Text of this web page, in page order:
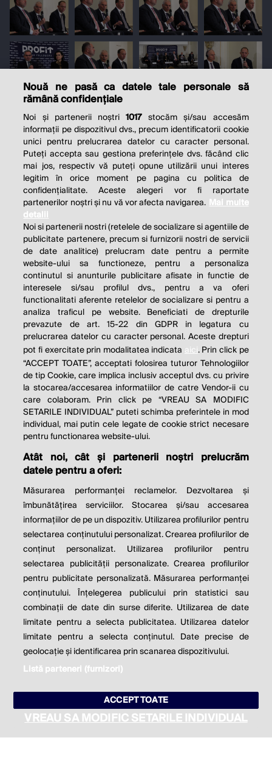
THE SOCIAL RESPONSIBILITY OF
BUSINESS IS TO INCREASE ITS
PROFITS.
Milton Friedman
© 2026 Profit.ro. Toate drepturile rezervate.
Dezvoltat de1616.ro
Contact Publicitate Despre noi
Politica de cookie Politica de
confidențialitate
este parte a
Nouă ne pasă ca datele tale personale să
rămână confidențiale
Noi și partenerii noștri1017 stocăm și/sau accesăm
informații pe dispozitivul dvs., precum identificatorii cookie
unici pentru prelucrarea datelor cu caracter personal.
Puteți accepta sau gestiona preferințele dvs. făcând clic
mai jos, respectiv vă puteți opune utilizării unui interes
legitim în orice moment pe pagina cu politica de
confidențialitate. Aceste alegeri vor fi raportate
partenerilor noștri și nu vă vor afecta navigarea. Mai multe
detalii
Noi si partenerii nostri (retelele de socializare si agentiile de
publicitate partenere, precum si furnizorii nostri de servicii
de date analitice) prelucram date pentru a permite
website-ului sa functioneze, pentru a personaliza
continutul si anunturile publicitare afisate in functie de
interesele si/sau profilul dvs., pentru a va oferi
functionalitati aferente retelelor de socializare si pentru a
analiza traficul pe website. Beneficiati de drepturile
prevazute de art. 15-22 din GDPR in legatura cu
prelucrarea datelor cu caracter personal. Aceste drepturi
pot fi exercitate prin modalitatea indicata aici. Prin click pe
“ACCEPT TOATE”, acceptati folosirea tuturor Tehnologiilor
de tip Cookie, care implica inclusiv acceptul dvs. cu privire
la stocarea/accesarea informatiilor de catre Vendor-ii cu
care colaboram. Prin click pe “VREAU SA MODIFIC
SETARILE INDIVIDUAL” puteti schimba preferintele in mod
individual, mai putin cele legate de cookie strict necesare
pentru functionarea website-ului.
Atât noi, cât și partenerii noștri prelucrăm
datele pentru a oferi:
Măsurarea performanței reclamelor. Dezvoltarea și
îmbunătățirea serviciilor. Stocarea și/sau accesarea
informațiilor de pe un dispozitiv. Utilizarea profilurilor pentru
selectarea conținutului personalizat. Crearea profilurilor de
conținut personalizat. Utilizarea profilurilor pentru
selectarea publicității personalizate. Crearea profilurilor
pentru publicitate personalizată. Măsurarea performanței
conținutului. Înțelegerea publicului prin statistici sau
combinații de date din surse diferite. Utilizarea de date
limitate pentru a selecta publicitatea. Utilizarea datelor
limitate pentru a selecta conținutul. Date precise de
geolocație și identificarea prin scanarea dispozitivului.
Listă parteneri (furnizori)
ACCEPT TOATE
VREAU SA MODIFIC SETARILE INDIVIDUAL